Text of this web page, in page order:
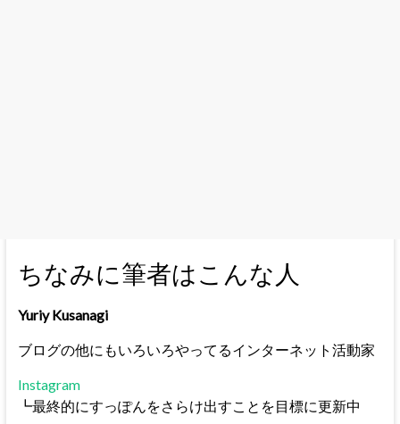
ちなみに筆者はこんな人
Yuriy Kusanagi
ブログの他にもいろいろやってるインターネット活動家
Instagram
┗最終的にすっぽんをさらけ出すことを目標に更新中